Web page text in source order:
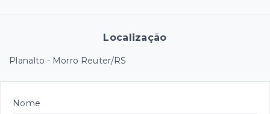
Localização
Planalto - Morro Reuter/RS
Nome